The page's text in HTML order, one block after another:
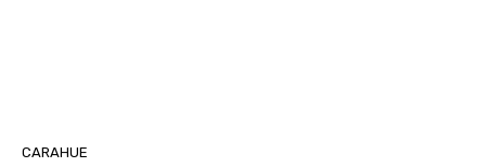
CARAHUE